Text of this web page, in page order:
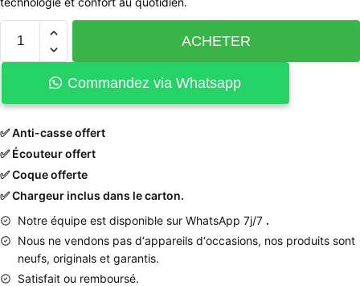
ACHETER
Commandez via Whatsapp
✅ Anti-casse offert
✅ Écouteur offert
✅ Coque offerte
✅ Chargeur inclus dans le carton.
Notre équipe est disponible sur WhatsApp 7j/7 .
Nous ne vendons pas d‘appareils d‘occasions, nos produits sont
neufs, originals et garantis.
Satisfait ou remboursé.